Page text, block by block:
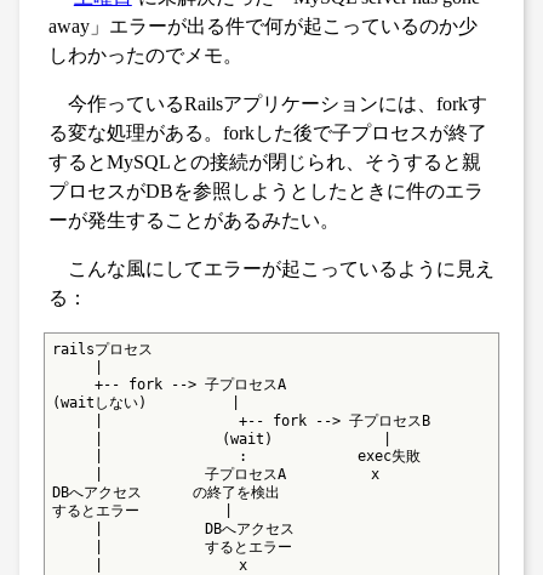
away」エラーが出る件で何が起こっているのか少
しわかったのでメモ。
今作っているRailsアプリケーションには、forkす
る変な処理がある。forkした後で子プロセスが終了
するとMySQLとの接続が閉じられ、そうすると親
プロセスがDBを参照しようとしたときに件のエラ
ーが発生することがあるみたい。
こんな風にしてエラーが起こっているように見え
る：
railsプロセス
     +-- fork --> 子プロセスA
(waitしない)          |
     |                +-- fork --> 子プロセスB
     |              (wait)             |
     |                :             exec失敗
     |            子プロセスA          x
DBへアクセス      の終了を検出
するとエラー          |
     |            DBへアクセス
     |            するとエラー
     |                x